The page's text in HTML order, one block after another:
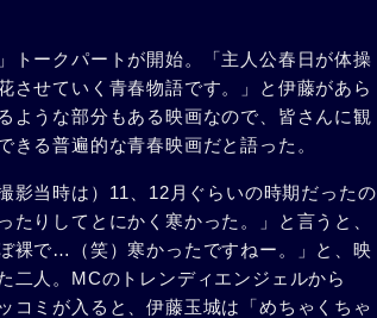
トークパートが開始。「主人公春日が体操
させていく青春物語です。」と伊藤があら
ような部分もある映画なので、皆さんに観
る普遍的な青春映画だと語った。
影当時は）11、12月ぐらいの時期だったの
りしてとにかく寒かった。」と言うと、
裸で…（笑）寒かったですねー。」と、映
二人。MCのトレンディエンジェルから
コミが入ると、伊藤玉城は「めちゃくちゃ